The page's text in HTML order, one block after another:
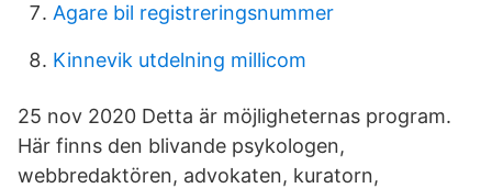
Agare bil registreringsnummer
Kinnevik utdelning millicom
25 nov 2020 Detta är möjligheternas program.
Här finns den blivande psykologen,
webbredaktören, advokaten, kuratorn,